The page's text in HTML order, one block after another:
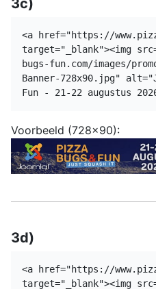
3c)
<a href="https://
target="_blank"><img
bugs-fun.com/images/
Banner-728x90.jpg"
Fun - 21-22 augustus
Voorbeeld (728x90):
3d)
<a href="https://
target="_blank"><img